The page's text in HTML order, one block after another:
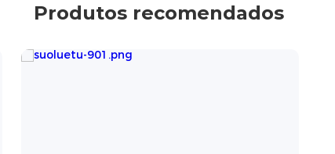
Produtos recomendados